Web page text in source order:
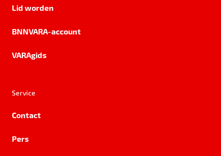
Lid worden
BNNVARA-account
VARAgids
Service
Contact
Pers